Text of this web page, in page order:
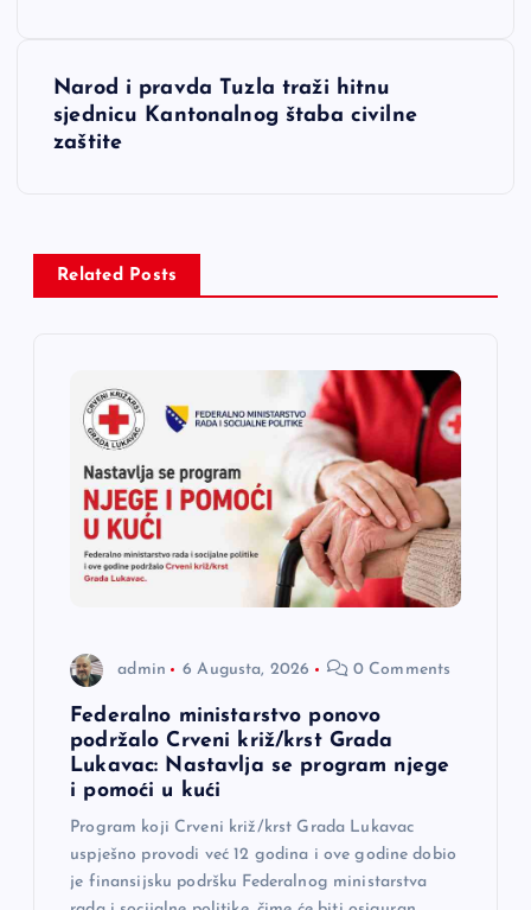
c
Narod i pravda Tuzla traži hitnu
sjednicu Kantonalnog štaba civilne
zaštite
Related Posts
admin 6 Augusta, 2026 0 Comments
Federalno ministarstvo ponovo
podržalo Crveni križ/krst Grada
Lukavac: Nastavlja se program njege
i pomoći u kući
Program koji Crveni križ/krst Grada Lukavac
uspješno provodi već 12 godina i ove godine dobio
je finansijsku podršku Federalnog ministarstva